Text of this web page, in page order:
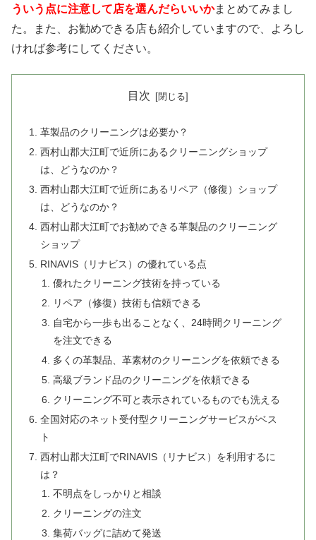
ういう点に注意して店を選んだらいいかまとめてみまし
た。また、お勧めできる店も紹介していますので、よろし
ければ参考にしてください。
目次
革製品のクリーニングは必要か？
西村山郡大江町で近所にあるクリーニングショップ
は、どうなのか？
西村山郡大江町で近所にあるリペア（修復）ショップ
は、どうなのか？
西村山郡大江町でお勧めできる革製品のクリーニング
ショップ
RINAVIS（リナビス）の優れている点
優れたクリーニング技術を持っている
リペア（修復）技術も信頼できる
自宅から一歩も出ることなく、24時間クリーニング
を注文できる
多くの革製品、革素材のクリーニングを依頼できる
高級ブランド品のクリーニングを依頼できる
クリーニング不可と表示されているものでも洗える
全国対応のネット受付型クリーニングサービスがベス
ト
西村山郡大江町でRINAVIS（リナビス）を利用するに
は？
不明点をしっかりと相談
クリーニングの注文
集荷バッグに詰めて発送